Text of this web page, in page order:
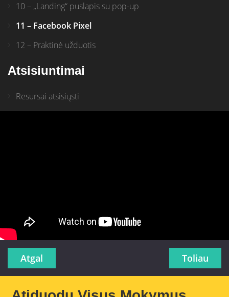
10 – „Landing“ puslapis su pop-up
11 – Facebook Pixel
12 – Praktinė užduotis
Atsisiuntimai
Resursai atsisiųsti
Atgal Toliau